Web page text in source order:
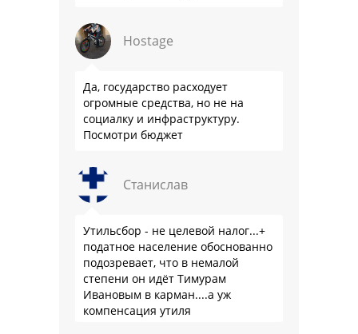
Hostage
Да, государство расходует
огромные средства, но не на
социалку и инфраструктуру.
Посмотри бюджет
Станислав
Утильсбор - не целевой налог...+
податное население обоснованно
подозревает, что в немалой
степени он идёт Тимурам
Ивановым в карман....а уж
компенсация утиля